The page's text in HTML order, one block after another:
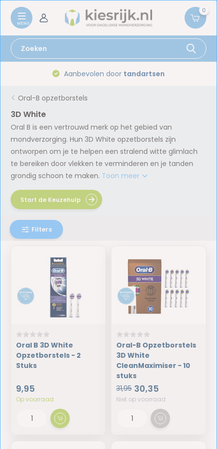
0
Aanbevolen door tandartsen
Oral-B opzetborstels
3D White
Oral B is een vertrouwd merk op het gebied van
mondverzorging. Hun 3D White opzetborstels zijn
ontworpen om je te helpen een stralend witte glimlach
te bereiken door vlekken te verminderen en je tanden
grondig schoon te maken. Toon meer
Filters
Start de Keuzehulp
Oral B 3D White
Opzetborstels - 2
Stuks
9,95
Op voorraad
Oral-B Opzetborstels
3D White
CleanMaximiser - 10
stuks
31,95 30,35
Niet op voorraad